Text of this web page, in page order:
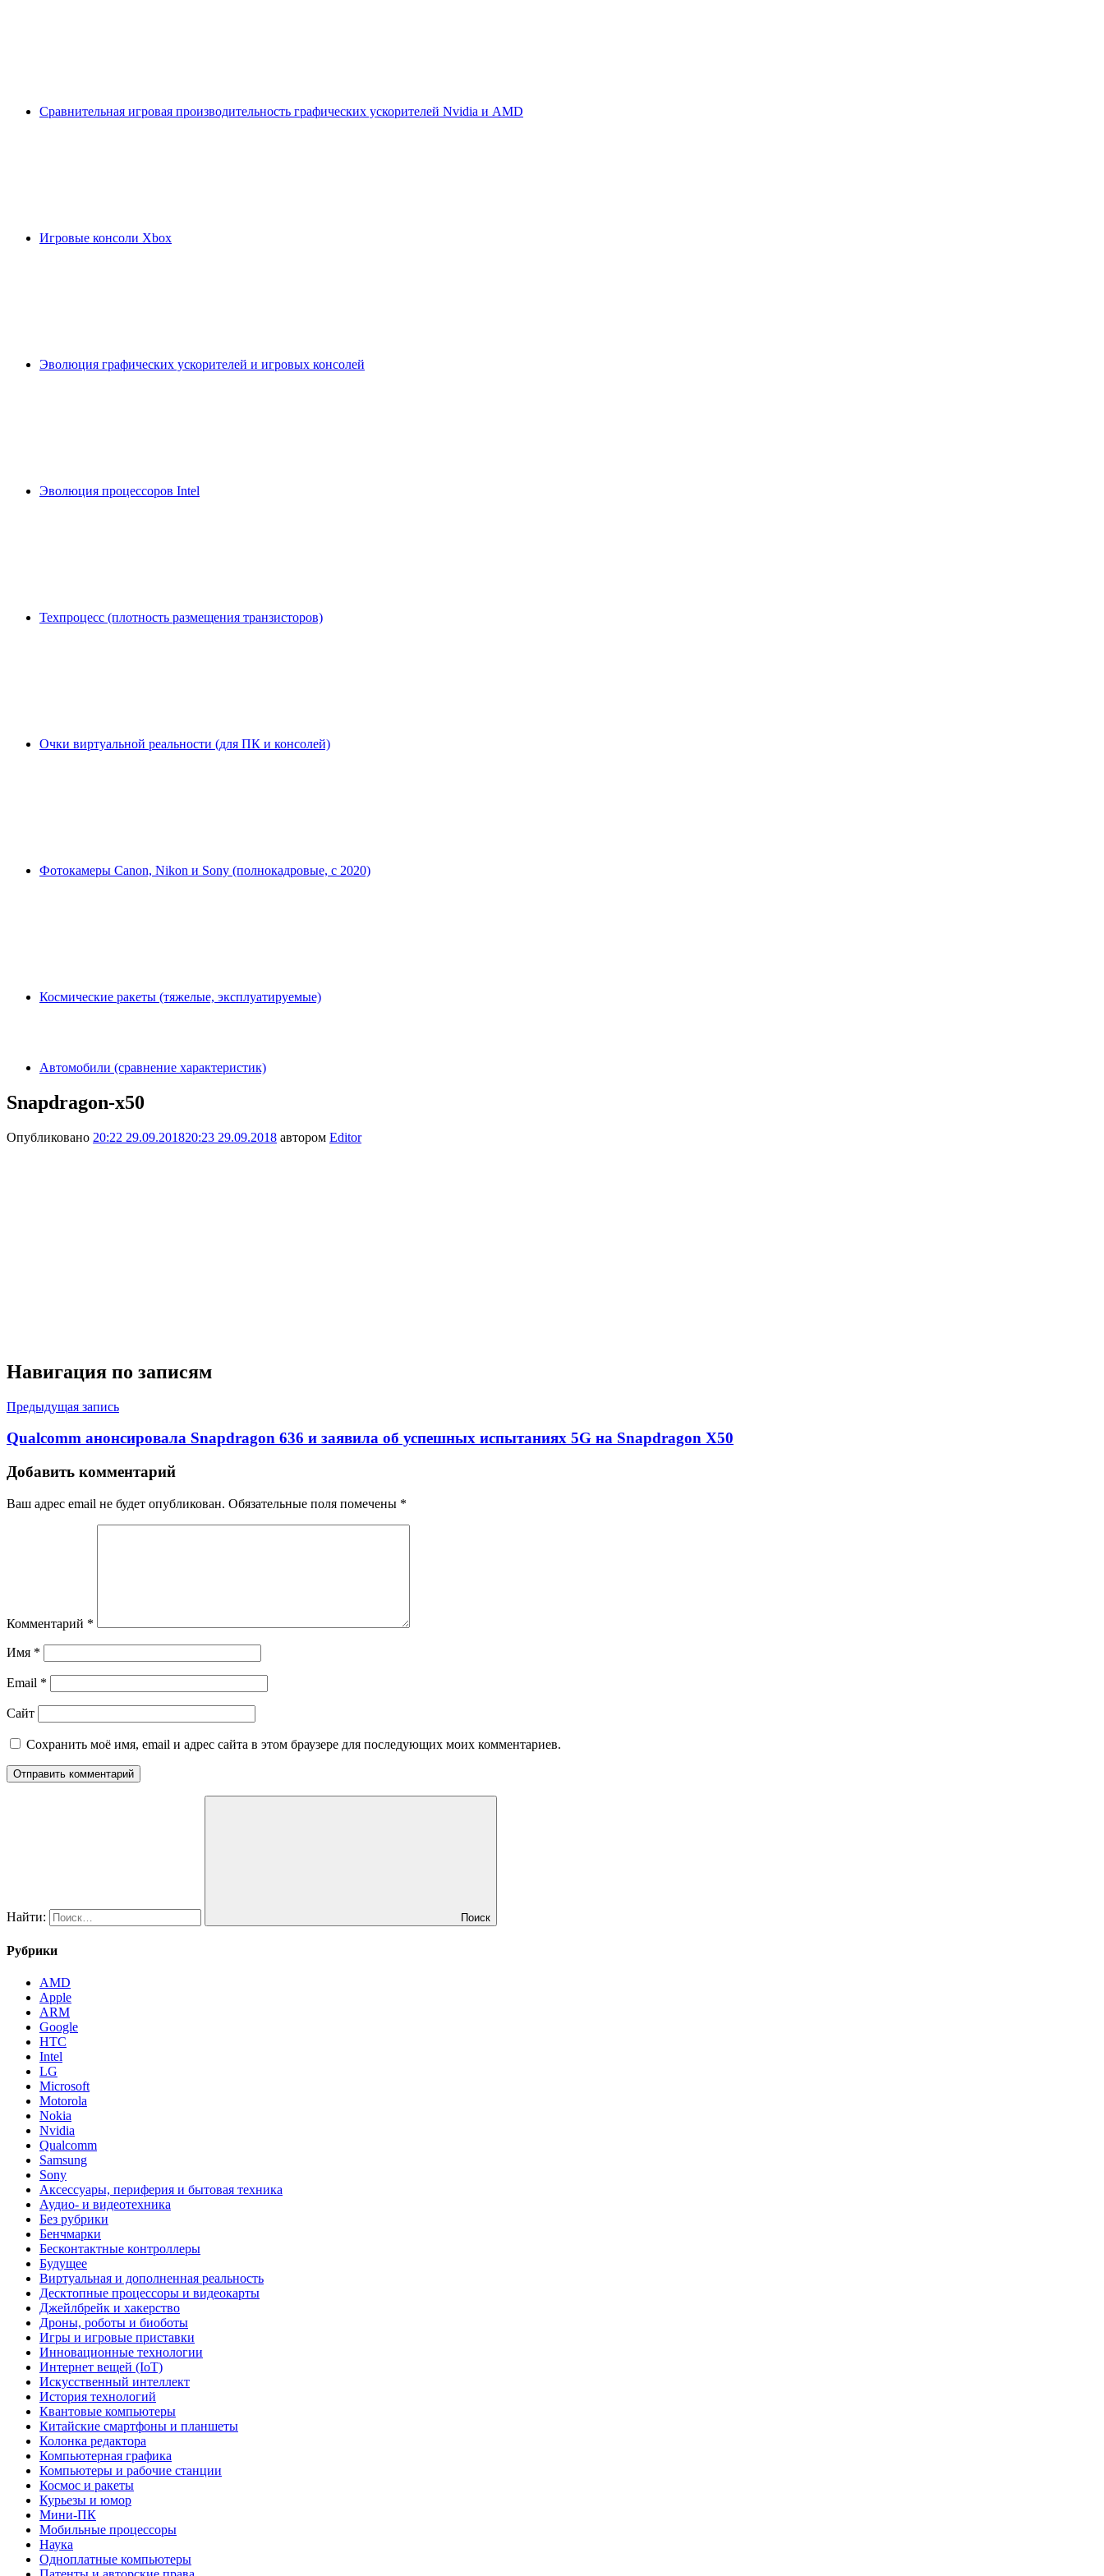
Сравнительная игровая производительность графических ускорителей Nvidia и AMD
Игровые консоли Xbox
Эволюция графических ускорителей и игровых консолей
Эволюция процессоров Intel
Техпроцесс (плотность размещения транзисторов)
Очки виртуальной реальности (для ПК и консолей)
Фотокамеры Canon, Nikon и Sony (полнокадровые, с 2020)
Космические ракеты (тяжелые, эксплуатируемые)
Автомобили (сравнение характеристик)
Snapdragon-x50
Опубликовано 20:22 29.09.201820:23 29.09.2018 автором Editor
Навигация по записям
Предыдущая запись
Qualcomm анонсировала Snapdragon 636 и заявила об успешных испытаниях 5G на Snapdragon X50
Добавить комментарий
Ваш адрес email не будет опубликован. Обязательные поля помечены *
Комментарий *
Имя *
Email *
Сайт
Сохранить моё имя, email и адрес сайта в этом браузере для последующих моих комментариев.
Найти: Поиск
Рубрики
AMD
Apple
ARM
Google
HTC
Intel
LG
Microsoft
Motorola
Nokia
Nvidia
Qualcomm
Samsung
Sony
Аксессуары, периферия и бытовая техника
Аудио- и видеотехника
Без рубрики
Бенчмарки
Бесконтактные контроллеры
Будущее
Виртуальная и дополненная реальность
Десктопные процессоры и видеокарты
Джейлбрейк и хакерство
Дроны, роботы и биоботы
Игры и игровые приставки
Инновационные технологии
Интернет вещей (IoT)
Искусственный интеллект
История технологий
Квантовые компьютеры
Китайские смартфоны и планшеты
Колонка редактора
Компьютерная графика
Компьютеры и рабочие станции
Космос и ракеты
Курьезы и юмор
Мини-ПК
Мобильные процессоры
Наука
Одноплатные компьютеры